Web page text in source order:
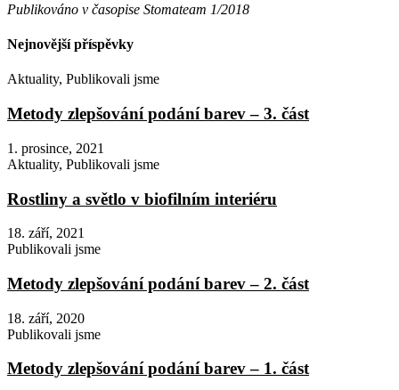
Publikováno v časopise Stomateam 1/2018
Nejnovější příspěvky
Aktuality, Publikovali jsme
Metody zlepšování podání barev – 3. část
1. prosince, 2021
Aktuality, Publikovali jsme
Rostliny a světlo v biofilním interiéru
18. září, 2021
Publikovali jsme
Metody zlepšování podání barev – 2. část
18. září, 2020
Publikovali jsme
Metody zlepšování podání barev – 1. část